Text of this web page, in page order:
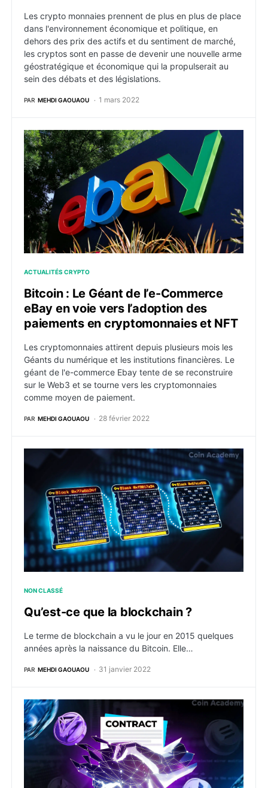
Les crypto monnaies prennent de plus en plus de place
dans l'environnement économique et politique, en
dehors des prix des actifs et du sentiment de marché,
les cryptos sont en passe de devenir une nouvelle arme
géostratégique et économique qui la propulserait au
sein des débats et des législations.
PAR MEHDI GAOUAOU 1 mars 2022
Bitcoin : Le Géant de l’e-Commerce eBay en voie
ACTUALITÉS CRYPTO
Bitcoin : Le Géant de l’e-Commerce
eBay en voie vers l’adoption des
paiements en cryptomonnaies et NFT
Les cryptomonnaies attirent depuis plusieurs mois les
Géants du numérique et les institutions financières. Le
géant de l'e-commerce Ebay tente de se reconstruire
sur le Web3 et se tourne vers les cryptomonnaies
comme moyen de paiement.
PAR MEHDI GAOUAOU 28 février 2022
Qu’est-ce que la blockchain ?
NON CLASSÉ
Qu’est-ce que la blockchain ?
Le terme de blockchain a vu le jour en 2015 quelques
années après la naissance du Bitcoin. Elle…
PAR MEHDI GAOUAOU 31 janvier 2022
Les smart contracts, comment fonctionnent-ils et